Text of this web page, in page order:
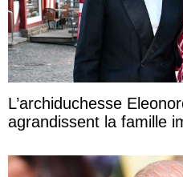
L’archiduchesse
agrandissent la famille